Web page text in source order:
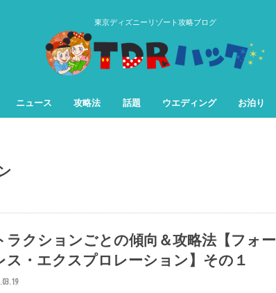
東京ディズニーリゾート攻略ブログ
ニュース 攻略法 話題 ウエディング お泊り
ラクションごとの傾向＆攻略法【フォー
ス・エクスプロレーション】その１